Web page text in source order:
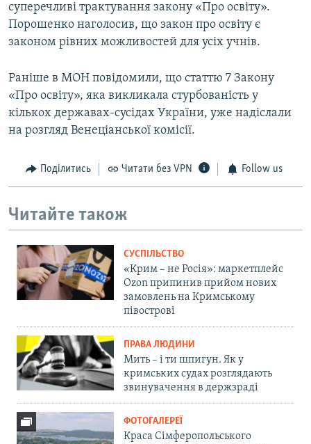
суперечливі трактування закону «Про освіту».
Порошенко наголосив, що закон про освіту є
законом рівних можливостей для усіх учнів.
Раніше в МОН повідомили, що статтю 7 Закону
«Про освіту», яка викликала стурбованість у
кількох державах-сусідах України, уже надіслали
на розгляд Венеціанської комісії.
Поділитись Читати без VPN Follow us
Читайте також
СУСПІЛЬСТВО
«Крим – не Росія»: маркетплейс
Ozon припинив прийом нових
замовлень на Кримському
півострові
ПРАВА ЛЮДИНИ
Мить – і ти шпигун. Як у
кримських судах розглядають
звинувачення в держзраді
ФОТОГАЛЕРЕЇ
Краса Сімферопольського